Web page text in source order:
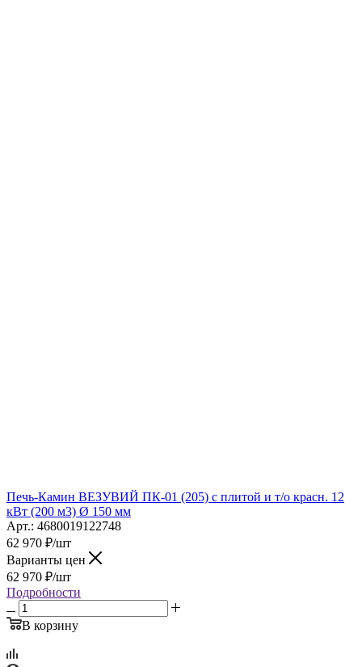
Печь-Камин ВЕЗУВИЙ ПК-01 (205) с плитой и т/о красн. 12
кВт (200 м3) Ø 150 мм
Арт.: 4680019122748
62 970 ₽/шт
Варианты цен
62 970 ₽/шт
Подробности
В корзину